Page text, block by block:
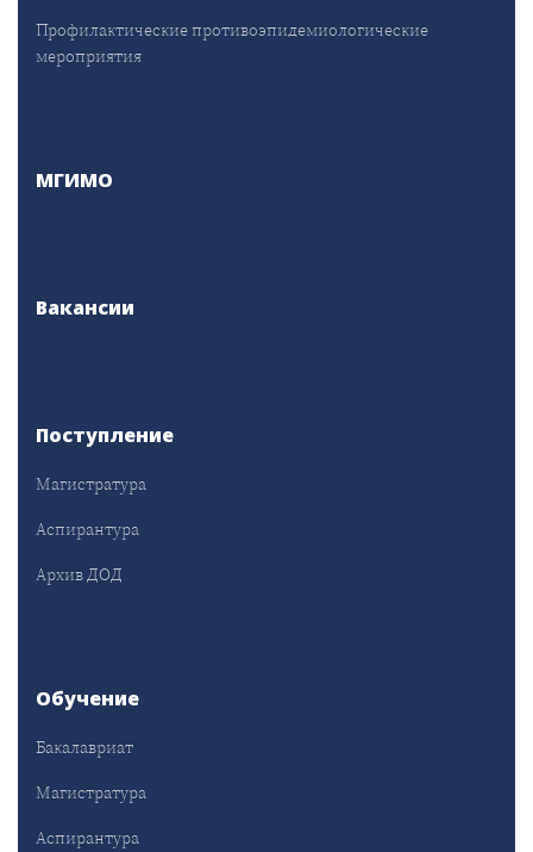
Профилактические противоэпидемиологические
мероприятия
МГИМО
Вакансии
Поступление
Магистратура
Аспирантура
Архив ДОД
Обучение
Бакалавриат
Магистратура
Аспирантура